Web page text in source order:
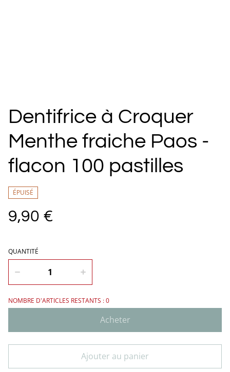
Dentifrice à Croquer
Menthe fraiche Paos -
flacon 100 pastilles
ÉPUISÉ
9,90 €
QUANTITÉ
NOMBRE D'ARTICLES RESTANTS : 0
Acheter
Ajouter au panier